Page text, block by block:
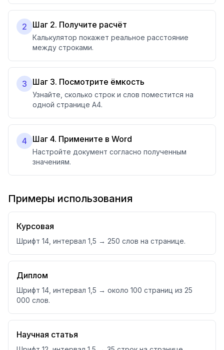
2 Шаг 2. Получите расчёт
Калькулятор покажет реальное расстояние
между строками.
3 Шаг 3. Посмотрите ёмкость
Узнайте, сколько строк и слов поместится на
одной странице А4.
4 Шаг 4. Примените в Word
Настройте документ согласно полученным
значениям.
Примеры использования
Курсовая
Шрифт 14, интервал 1,5 → 250 слов на странице.
Диплом
Шрифт 14, интервал 1,5 → около 100 страниц из 25
000 слов.
Научная статья